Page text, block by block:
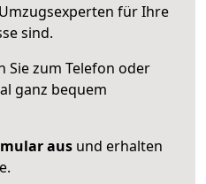
für Ihre
sind.
Sie zum Telefon oder
ganz bequem
aus und erhalten